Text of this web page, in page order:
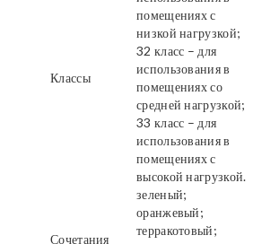
Классы
помещениях с
низкой нагрузкой;
32 класс – для
использования в
помещениях со
средней нагрузкой;
33 класс – для
использования в
помещениях с
высокой нагрузкой.
Сочетания
зеленый;
оранжевый;
терракотовый;